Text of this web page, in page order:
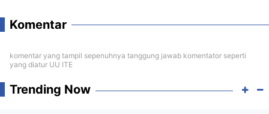
Komentar
komentar yang tampil sepenuhnya tanggung jawab komentator seperti
yang diatur UU ITE
Trending Now